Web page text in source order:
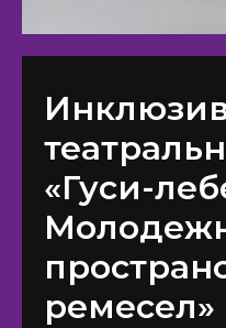
«Гуси-
ремесел»